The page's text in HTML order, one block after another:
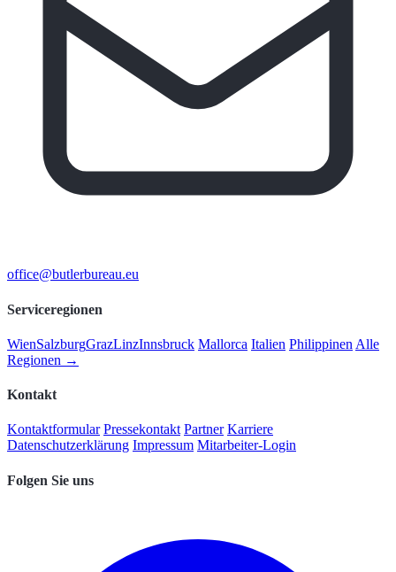
office@butlerbureau.eu
Serviceregionen
WienSalzburgGrazLinzInnsbruck Mallorca Italien Philippinen Alle
Regionen →
Kontakt
Kontaktformular Pressekontakt Partner Karriere
Datenschutzerklärung Impressum Mitarbeiter-Login
Folgen Sie uns